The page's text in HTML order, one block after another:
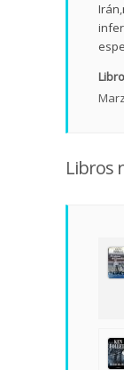
Irán
Libros